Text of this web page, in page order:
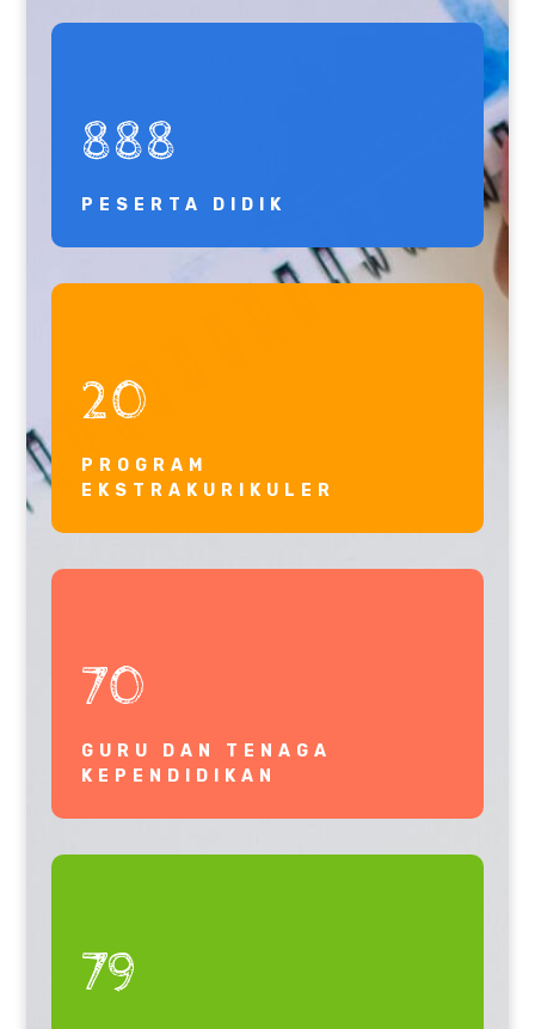
888
PESERTA DIDIK
20
PROGRAM
EKSTRAKURIKULER
70
GURU DAN TENAGA
KEPENDIDIKAN
79